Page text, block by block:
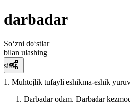
darbadar
So‘zni do‘stlar
bilan ulashing
sifat
1. Muhtojlik tufayli eshikma-eshik
Darbadar odam. Darbadar